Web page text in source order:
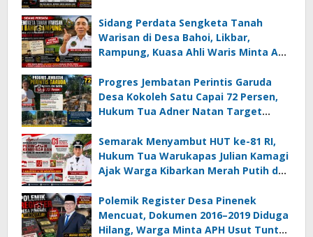
05 MC JOE Sapu Bersih Tiga Gelar
Juara Umum
Sidang Perdata Sengketa Tanah
Warisan di Desa Bahoi, Likbar,
Rampung, Kuasa Ahli Waris Minta APH
Korupsi Dandes
Progres Jembatan Perintis Garuda
Desa Kokoleh Satu Capai 72 Persen,
Hukum Tua Adner Natan Target
Semarak Menyambut HUT ke-81 RI,
Hukum Tua Warukapas Julian Kamagi
Ajak Warga Kibarkan Merah Putih dan
Polemik Register Desa Pinenek
Mencuat, Dokumen 2016–2019 Diduga
Hilang, Warga Minta APH Usut Tuntas